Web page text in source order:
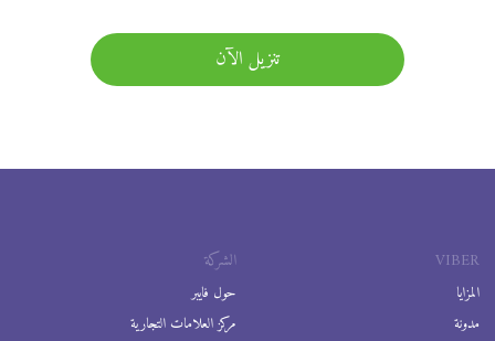
تنزيل الآن
VIBER
المزايا
مدونة
الشركة
حول فايبر
مركز العلامات التجارية